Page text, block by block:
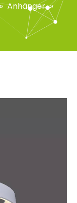
» Anhänger »